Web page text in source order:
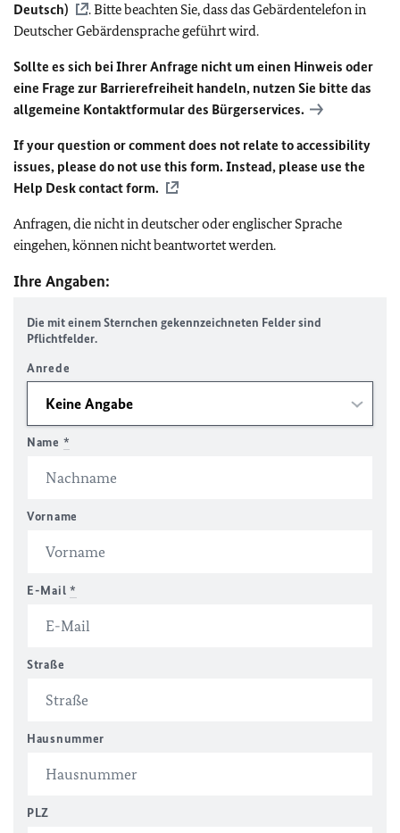
Deutsch)
. Bitte beachten Sie, dass das Gebärdentelefon in
Deutscher Gebärdensprache geführt wird.
Sollte es sich bei Ihrer Anfrage nicht um einen Hinweis oder
eine Frage zur Barrierefreiheit handeln, nutzen Sie bitte das
allgemeine Kontaktformular des Bürgerservices.
If your question or comment does not relate to accessibility
issues, please do not use this form. Instead, please use the
Help Desk contact form.
Anfragen, die nicht in deutscher oder englischer Sprache
eingehen, können nicht beantwortet werden.
Ihre Angaben:
Die mit einem Sternchen gekennzeichneten Felder sind
Pflichtfelder.
Anrede
Name *
Vorname
E-Mail *
Straße
Hausnummer
PLZ